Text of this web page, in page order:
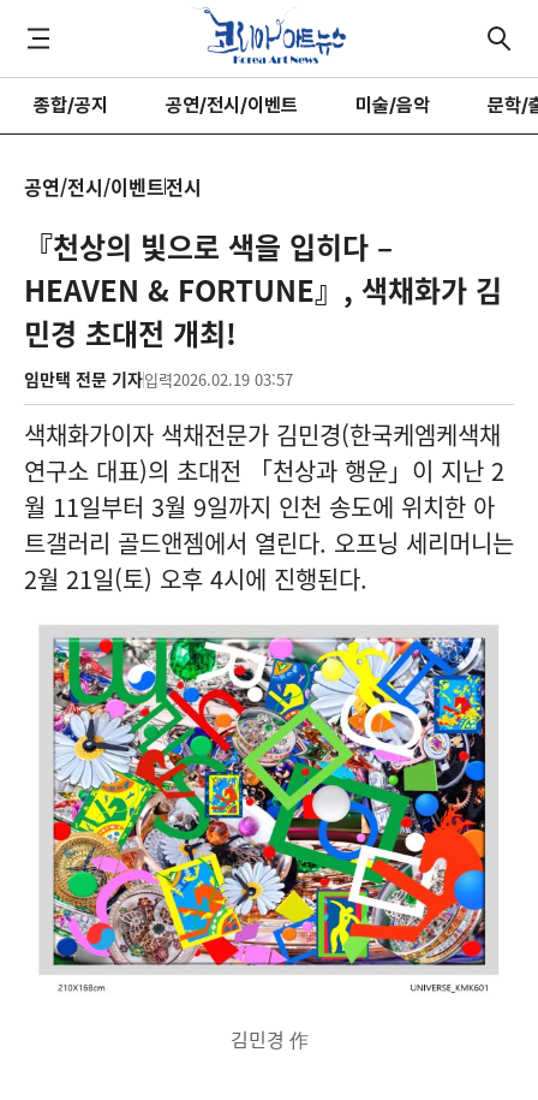
종합/공지 공연/전시/이벤트 미술/음악 문학/
공연/전시/이벤트전시
『천상의 빛으로 색을 입히다 –
HEAVEN & FORTUNE』, 색채화가 김
민경 초대전 개최!
임만택 전문 기자입력2026.02.19 03:57
색채화가이자 색채전문가 김민경(한국케엠케색채
연구소 대표)의 초대전 「천상과 행운」이 지난 2
월 11일부터 3월 9일까지 인천 송도에 위치한 아
트갤러리 골드앤젬에서 열린다. 오프닝 세리머니는
2월 21일(토) 오후 4시에 진행된다.
김민경 作